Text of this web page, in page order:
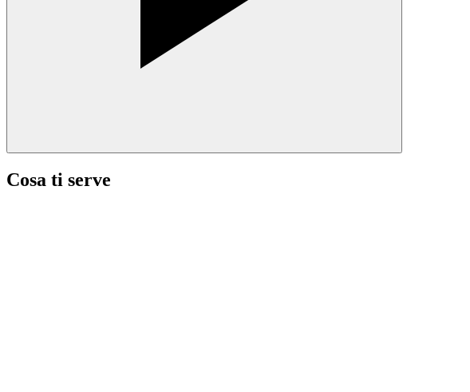
Cosa ti serve